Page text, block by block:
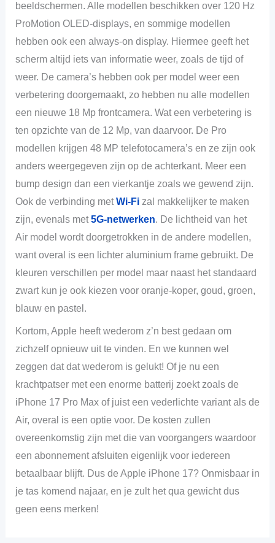
beeldschermen. Alle modellen beschikken over 120 Hz
ProMotion OLED-displays, en sommige modellen
hebben ook een always-on display. Hiermee geeft het
scherm altijd iets van informatie weer, zoals de tijd of
weer. De camera’s hebben ook per model weer een
verbetering doorgemaakt, zo hebben nu alle modellen
een nieuwe 18 Mp frontcamera. Wat een verbetering is
ten opzichte van de 12 Mp, van daarvoor. De Pro
modellen krijgen 48 MP telefotocamera’s en ze zijn ook
anders weergegeven zijn op de achterkant. Meer een
bump design dan een vierkantje zoals we gewend zijn.
Ook de verbinding metWi-Fizal makkelijker te maken
zijn, evenals met5G-netwerken. De lichtheid van het
Air model wordt doorgetrokken in de andere modellen,
want overal is een lichter aluminium frame gebruikt. De
kleuren verschillen per model maar naast het standaard
zwart kun je ook kiezen voor oranje-koper, goud, groen,
blauw en pastel.
Kortom, Apple heeft wederom z’n best gedaan om
zichzelf opnieuw uit te vinden. En we kunnen wel
zeggen dat dat wederom is gelukt! Of je nu een
krachtpatser met een enorme batterij zoekt zoals de
iPhone 17 Pro Max of juist een vederlichte variant als de
Air, overal is een optie voor. De kosten zullen
overeenkomstig zijn met die van voorgangers waardoor
een abonnement afsluiten eigenlijk voor iedereen
betaalbaar blijft. Dus de Apple iPhone 17? Onmisbaar in
je tas komend najaar, en je zult het qua gewicht dus
geen eens merken!